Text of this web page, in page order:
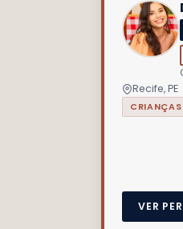
Recife, PE
CRIANÇAS
VER